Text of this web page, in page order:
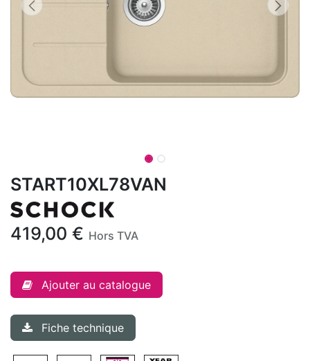
START10XL78VAN
419,00 € Hors TVA
Ajouter au catalogue
Fiche technique